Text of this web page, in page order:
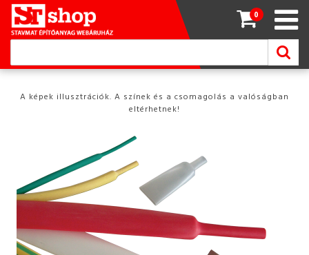
0
A képek illusztrációk. A színek és a csomagolás a valóságban
eltérhetnek!